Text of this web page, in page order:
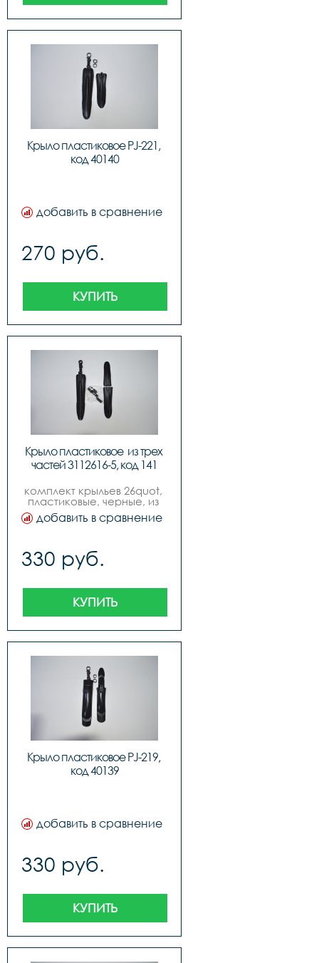
Крыло пластиковое PJ-221,
код 40140
добавить в сравнение
270 руб.
КУПИТЬ
Крыло пластиковое  из трех
частей 3112616-5, код 141
комплект крыльев 26quot,
пластиковые, черные, из
добавить в сравнение
330 руб.
КУПИТЬ
Крыло пластиковое PJ-219,
код 40139
добавить в сравнение
330 руб.
КУПИТЬ